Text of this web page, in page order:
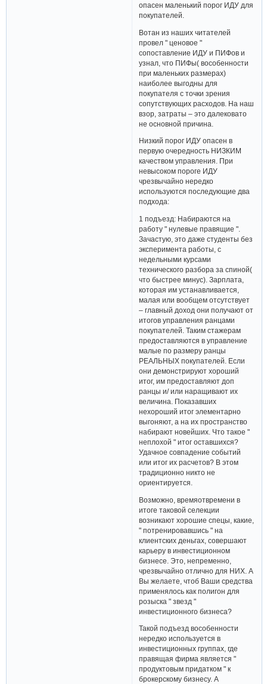
опасен маленький порог ИДУ для
покупателей.
Вотан из наших читателей
провел " ценовое "
сопоставление ИДУ и ПИФов и
узнал, что ПИФы( вособенности
при маленьких размерах)
наиболее выгодны для
покупателя с точки зрения
сопутствующих расходов. На наш
взор, затраты – это далековато
не основной причина.
Низкий порог ИДУ опасен в
первую очередность НИЗКИМ
качеством управления. При
невысоком пороге ИДУ
чрезвычайно нередко
используются последующие два
подхода:
1 подъезд: Набираются на
работу " нулевые правящие ".
Зачастую, это даже студенты без
эксперимента работы, с
недельными курсами
технического разбора за спиной(
что быстрее минус). Зарплата,
которая им устанавливается,
малая или вообщем отсутствует
– главный доход они получают от
итогов управления ранцами
покупателей. Таким стажерам
предоставляются в управление
малые по размеру ранцы
РЕАЛЬНЫХ покупателей. Если
они демонстрируют хороший
итог, им предоставляют доп
ранцы и/ или наращивают их
величина. Показавших
нехороший итог элементарно
выгоняют, а на их пространство
набирают новейших. Что такое "
неплохой " итог оставшихся?
Удачное совпадение событий
или итог их расчетов? В этом
традиционно никто не
ориентируется.
Возможно, времяотвремени в
итоге таковой селекции
возникают хорошие спецы, какие,
" потренировавшись " на
клиентских деньгах, совершают
карьеру в инвестиционном
бизнесе. Это, непременно,
чрезвычайно отлично для НИХ. А
Вы желаете, чтоб Ваши средства
применялось как полигон для
розыска " звезд "
инвестиционного бизнеса?
Такой подъезд вособенности
нередко используется в
инвестиционных группах, где
правящая фирма является "
продуктовым придатком " к
брокерскому бизнесу. А